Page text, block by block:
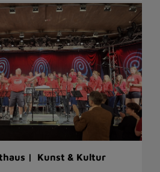
| Kunst & Kultur